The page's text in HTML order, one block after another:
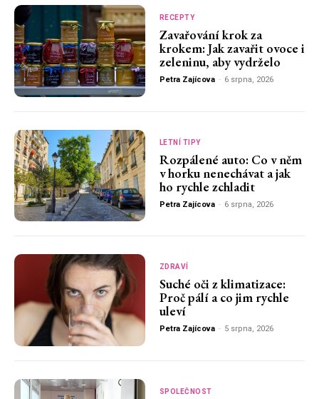
RECEPTY
Zavařování krok za
krokem: Jak zavařit ovoce i
zeleninu, aby vydrželo
Petra Zajícova - 6 srpna, 2026
LETNÍ TIPY
Rozpálené auto: Co v něm
v horku nenechávat a jak
ho rychle zchladit
Petra Zajícova - 6 srpna, 2026
ZDRAVÍ
Suché oči z klimatizace:
Proč pálí a co jim rychle
uleví
Petra Zajícova - 5 srpna, 2026
SPOLEČNOST